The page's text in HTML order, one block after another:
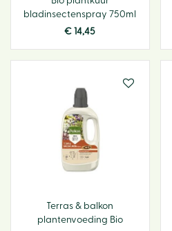
bladinsectenspray 750ml
€ 14,45
Terras & balkon
plantenvoeding Bio